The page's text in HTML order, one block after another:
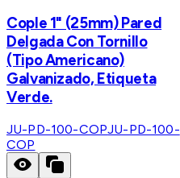
Cople 1" (25mm) Pared
Delgada Con Tornillo
(Tipo Americano)
Galvanizado, Etiqueta
Verde.
JU-PD-100-COPJU-PD-100-
COP